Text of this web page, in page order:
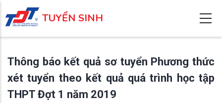
đến
nội
TUYỂN SINH
Thông báo kết quả sơ tuyển Phương thức
xét tuyển theo kết quả quá trình học tập
THPT Đợt 1 năm 2019